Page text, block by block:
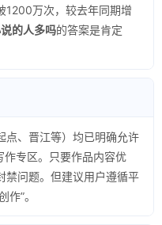
1200万次，较去年同期增
的人多吗的答案是肯定
点、晋江等）均已明确允许
作专区。只要作品内容优
禁问题。但建议用户遵循平
”。